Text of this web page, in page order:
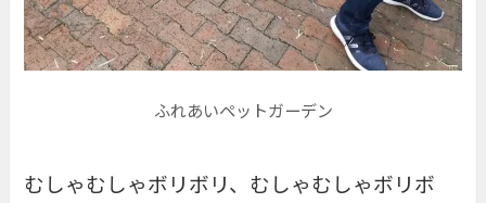
ふれあいペットガーデン
むしゃむしゃボリボリ、むしゃむしゃボリボ